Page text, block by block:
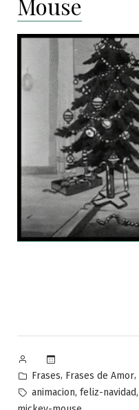
Publicado
por
Publicado
en
Frases, Frases de Amor,
Etiquetas:
animacion, feliz-navidad,